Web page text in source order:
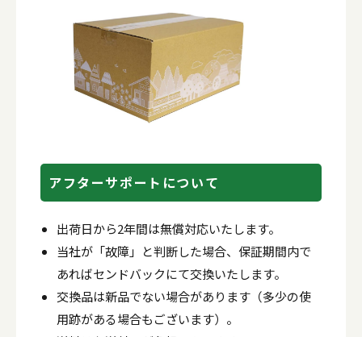
アフターサポートについて
出荷日から2年間は無償対応いたします。
当社が「故障」と判断した場合、保証期間内で
あればセンドバックにて交換いたします。
交換品は新品でない場合があります（多少の使
用跡がある場合もございます）。